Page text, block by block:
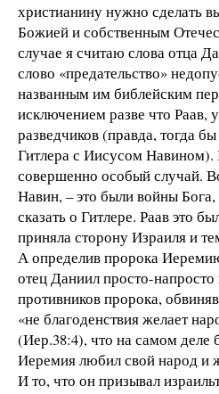
христианину нужно сделать
Божией и собственным
случае я считаю слова отца
слово «предательство»
названным им библейским
исключением разве что Раав,
разведчиков (правда, тогда
Гитлера с Иисусом Навином).
совершенно особый случай.
Навин, – это были войны
сказать о Гитлере. Раав это
приняла сторону Израиля и
А определив пророка
отец Даниил просто-напросто
противников пророка,
«не благоденствия желает
(Иер.38:4), что на самом
Иеремия любил свой народ и
И то, что он призывал